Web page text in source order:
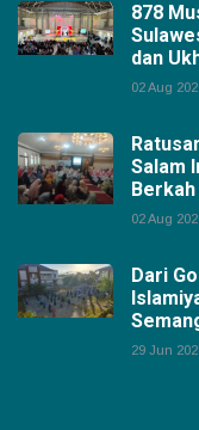
878
dan
02 Aug
Salam
02 Aug
Dari
29 Jun